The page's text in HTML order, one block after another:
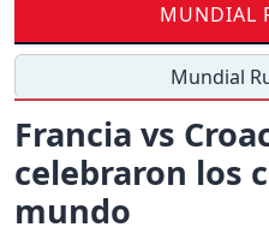
MUNDIAL
Mundial
Francia vs
celebraron los
mundo